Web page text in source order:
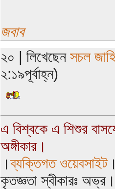
জবাব
২০ | লিখেছেন সচল
২:১৯পূর্বাহ্ন)
এ বিশ্বকে এ শিশুর
অঙ্গীকার।
।ব্যক্তিগত ওয়েবসাইট
কৃতজ্ঞতা স্বীকারঃ অভ্র।